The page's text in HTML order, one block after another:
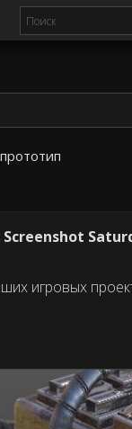
прототип
игровых